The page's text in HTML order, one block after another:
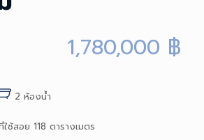
1,780,000 ฿
2 ห้องน้ำ
ช้สอย 118 ตารางเมตร